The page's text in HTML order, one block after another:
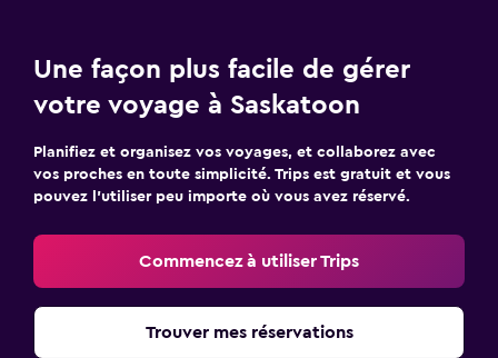
Une façon plus facile de gérer
votre voyage à Saskatoon
Planifiez et organisez vos voyages, et collaborez avec
vos proches en toute simplicité. Trips est gratuit et vous
pouvez l’utiliser peu importe où vous avez réservé.
Commencez à utiliser Trips
Trouver mes réservations